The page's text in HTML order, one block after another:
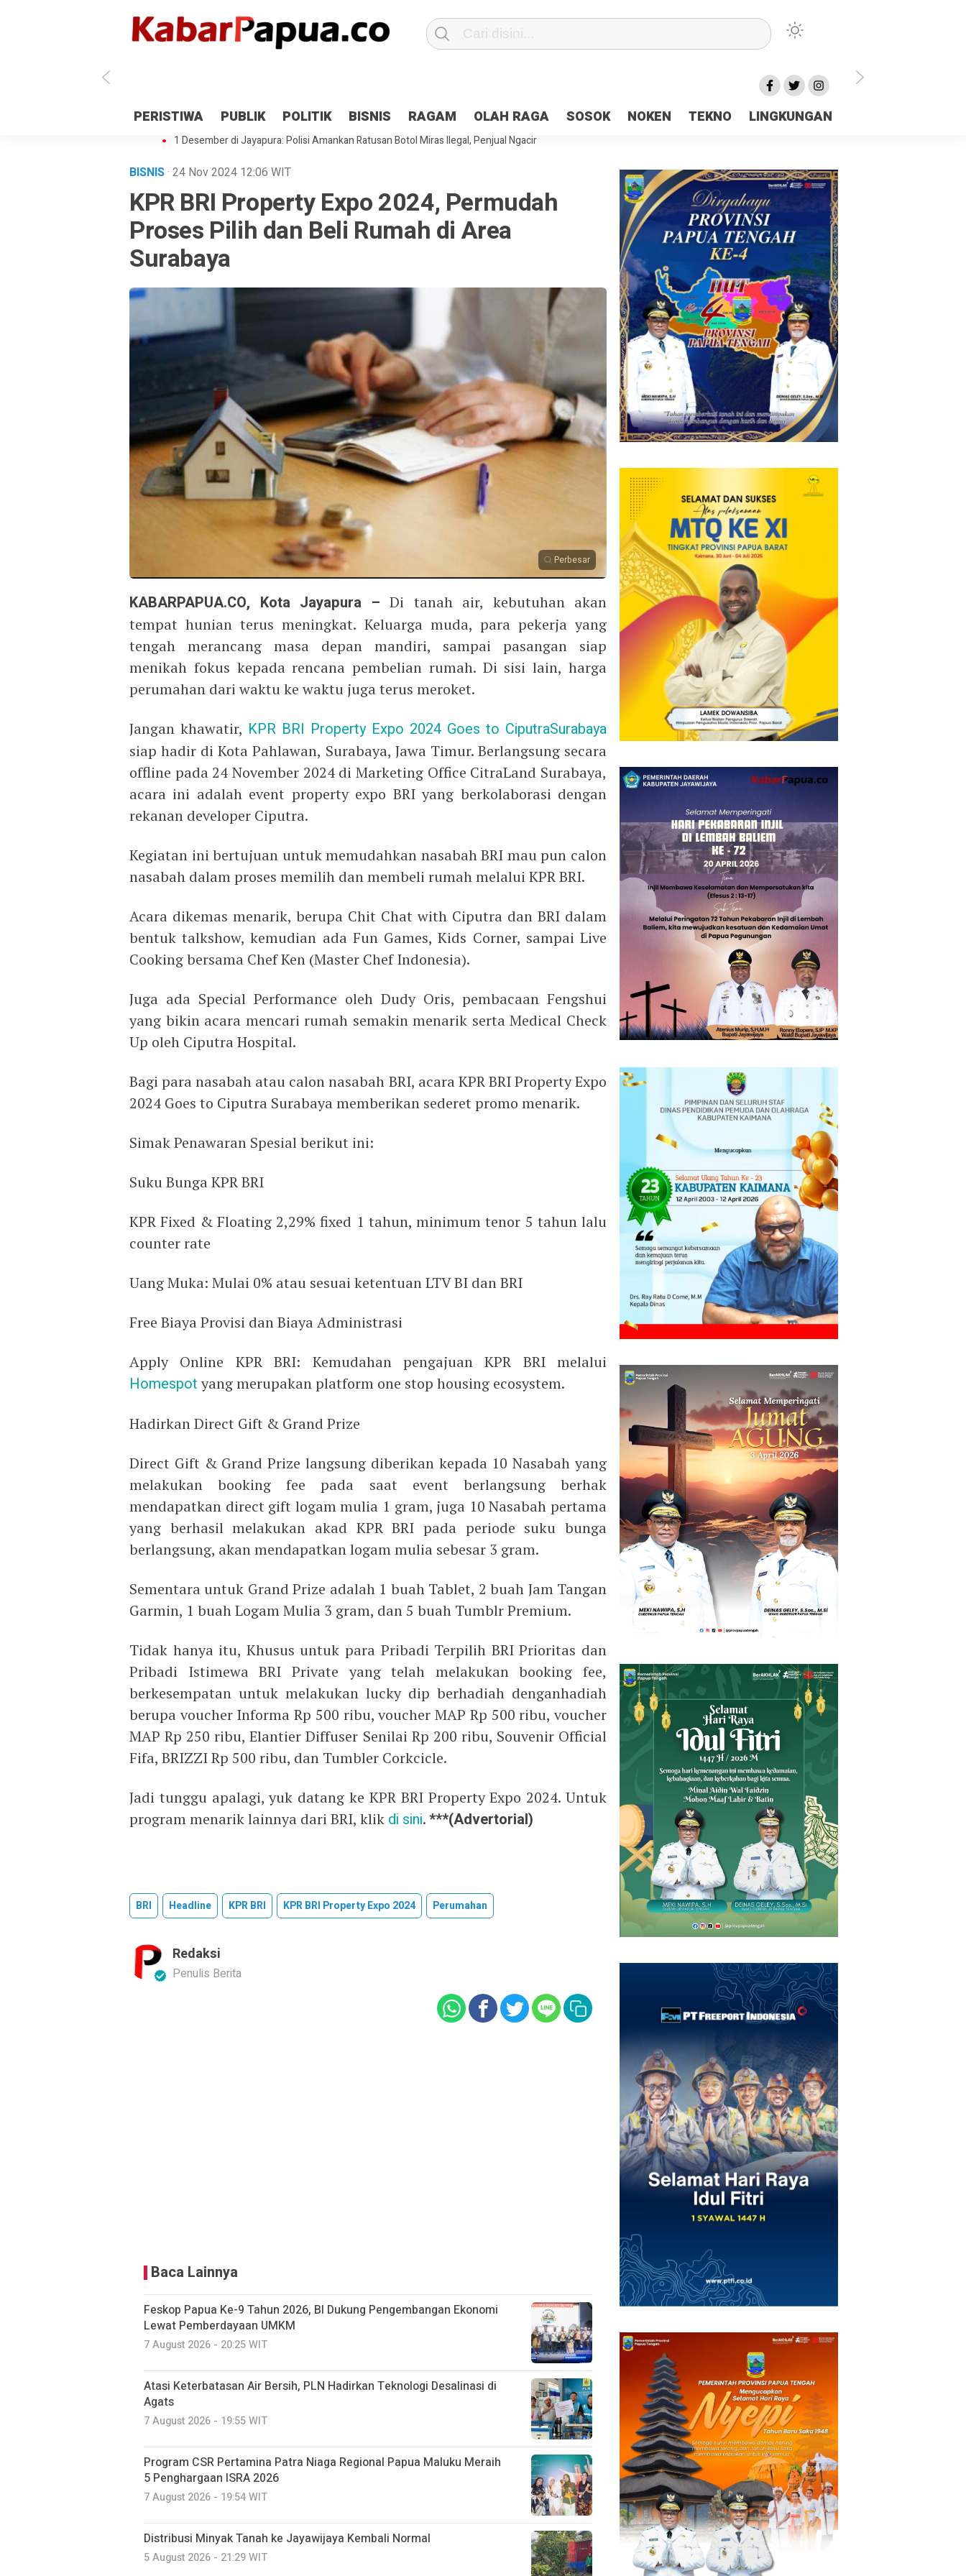
PERISTIWA PUBLIK POLITIK BISNIS RAGAM OLAH RAGA SOSOK NOKEN TEKNO LINGKUNGAN
Antisipasi 1 Desember, TNI Polri Patroli 2×24 jam di Kota Jayapura
Pesan Sejuk Polri di Deklarasi Pemilu Ceria Tanah Papua
Gedung Perpustakaan SMPN 5 Sentani Terbakar
Hibah Pilkada Jayapura Cair 10 Persen, Deposit Kas Daerah Rp23 Miliar Disorot
1 Desember di Jayapura: Polisi Amankan Ratusan Botol Miras Ilegal, Penjual Ngacir
BISNIS· 24 Nov 2024 12:06 WIT
KPR BRI Property Expo 2024, Permudah
Proses Pilih dan Beli Rumah di Area
Surabaya
Perbesar
KABARPAPUA.CO, Kota Jayapura – Di tanah air, kebutuhan akan
tempat hunian terus meningkat. Keluarga muda, para pekerja yang
tengah merancang masa depan mandiri, sampai pasangan siap
menikah fokus kepada rencana pembelian rumah. Di sisi lain, harga
perumahan dari waktu ke waktu juga terus meroket.
Jangan khawatir, KPR BRI Property Expo 2024 Goes to CiputraSurabaya
siap hadir di Kota Pahlawan, Surabaya, Jawa Timur. Berlangsung secara
offline pada 24 November 2024 di Marketing Office CitraLand Surabaya,
acara ini adalah event property expo BRI yang berkolaborasi dengan
rekanan developer Ciputra.
Kegiatan ini bertujuan untuk memudahkan nasabah BRI mau pun calon
nasabah dalam proses memilih dan membeli rumah melalui KPR BRI.
Acara dikemas menarik, berupa Chit Chat with Ciputra dan BRI dalam
bentuk talkshow, kemudian ada Fun Games, Kids Corner, sampai Live
Cooking bersama Chef Ken (Master Chef Indonesia).
Juga ada Special Performance oleh Dudy Oris, pembacaan Fengshui
yang bikin acara mencari rumah semakin menarik serta Medical Check
Up oleh Ciputra Hospital.
Bagi para nasabah atau calon nasabah BRI, acara KPR BRI Property Expo
2024 Goes to Ciputra Surabaya memberikan sederet promo menarik.
Simak Penawaran Spesial berikut ini:
Suku Bunga KPR BRI
KPR Fixed & Floating 2,29% fixed 1 tahun, minimum tenor 5 tahun lalu
counter rate
Uang Muka: Mulai 0% atau sesuai ketentuan LTV BI dan BRI
Free Biaya Provisi dan Biaya Administrasi
Apply Online KPR BRI: Kemudahan pengajuan KPR BRI melalui
Homespotyang merupakan platform one stop housing ecosystem.
Hadirkan Direct Gift & Grand Prize
Direct Gift & Grand Prize langsung diberikan kepada 10 Nasabah yang
melakukan booking fee pada saat event berlangsung berhak
mendapatkan direct gift logam mulia 1 gram, juga ⁠10 Nasabah pertama
yang berhasil melakukan akad KPR BRI pada periode suku bunga
berlangsung, akan mendapatkan logam mulia sebesar 3 gram.
Sementara untuk Grand Prize adalah 1 buah Tablet, 2 buah Jam Tangan
Garmin, 1 buah Logam Mulia 3 gram, dan 5 buah Tumblr Premium.
Tidak hanya itu, Khusus untuk para Pribadi Terpilih BRI Prioritas dan
Pribadi Istimewa BRI Private yang telah melakukan booking fee,
berkesempatan untuk melakukan lucky dip berhadiah denganhadiah
berupa voucher Informa Rp 500 ribu, voucher MAP Rp 500 ribu, voucher
MAP Rp 250 ribu, Elantier Diffuser Senilai Rp 200 ribu, Souvenir Official
Fifa, BRIZZI Rp 500 ribu, dan Tumbler Corkcicle.
Jadi tunggu apalagi, yuk datang ke KPR BRI Property Expo 2024. Untuk
program menarik lainnya dari BRI, klik di sini.***(Advertorial)
BRI Headline KPR BRI KPR BRI Property Expo 2024 Perumahan
Redaksi
Penulis Berita
Baca Lainnya
Feskop Papua Ke-9 Tahun 2026, BI Dukung Pengembangan Ekonomi
Lewat Pemberdayaan UMKM
7 August 2026 - 20:25 WIT
Atasi Keterbatasan Air Bersih, PLN Hadirkan Teknologi Desalinasi di
Agats
7 August 2026 - 19:55 WIT
Program CSR Pertamina Patra Niaga Regional Papua Maluku Meraih
5 Penghargaan ISRA 2026
7 August 2026 - 19:54 WIT
Distribusi Minyak Tanah ke Jayawijaya Kembali Normal
5 August 2026 - 21:29 WIT